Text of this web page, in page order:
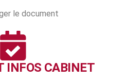
le document
INFOS CABINET